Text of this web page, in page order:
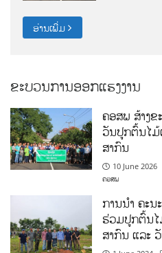
ອ່ານເພີ່ມ
ຂະບວນການອອກແຮງງານ
ຄອສພ ສ້າງ
ວັນປູກຕົ້ນໄມ້
ສາກົນ
10 June 2026
ຄອສພ
ການນໍາ ຄະນ
ຮ່ວມປູກຕົ້ນໄ
ສາກົນ ແລະ